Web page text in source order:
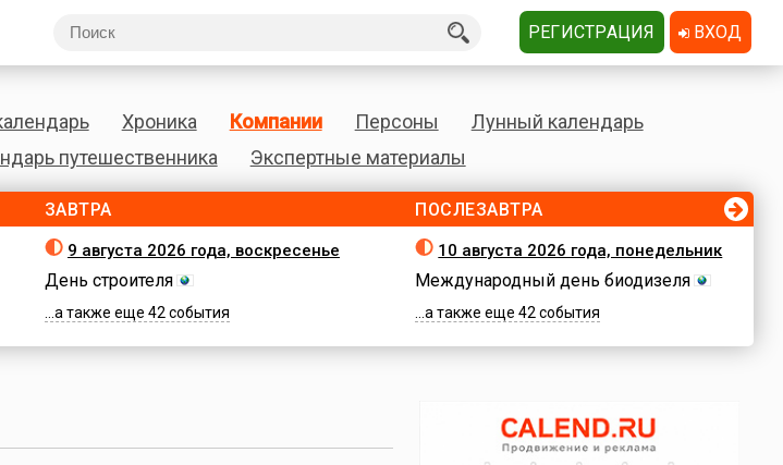
Хроника Компании Персоны
Лунный календарь
путешественника Экспертные материалы
ЗАВТРА
9 августа 2026 года, воскресенье
День строителя
...а также еще 42 события
ПОСЛЕЗАВТРА
10 августа 2026 года, понедельник
Международный день биодизеля
...а также еще 42 события
РЕГИСТРАЦИЯ ВХОД